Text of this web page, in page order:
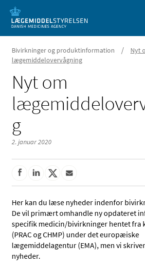
Bivirkninger og produktinformation /
Nyt
lægemiddelovervågning
Nyt om
g
2. januar 2020
Her kan du læse nyheder indenfor
De vil primært omhandle ny opdateret
specifik medicin/bivirkninger hentet fra
(PRAC og CHMP) under det europæiske
lægemiddelagentur (EMA), men vi
nyheder.